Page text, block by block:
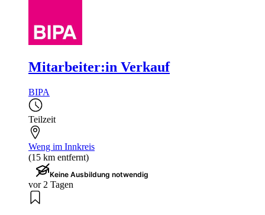
Mitarbeiter:in Verkauf
BIPA
Teilzeit
Weng im Innkreis
(15 km entfernt)
Keine Ausbildung notwendig
vor 2 Tagen